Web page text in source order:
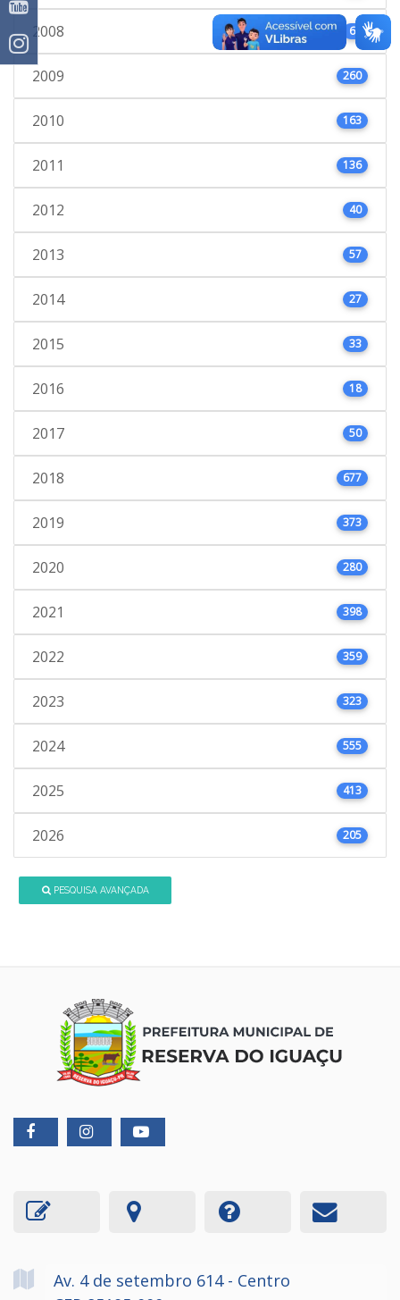
2008 66
2009 260
2010 163
2011 136
2012 40
2013 57
2014 27
2015 33
2016 18
2017 50
2018 677
2019 373
2020 280
2021 398
2022 359
2023 323
2024 555
2025 413
2026 205
PESQUISA AVANÇADA
Av. 4 de setembro 614 - Centro